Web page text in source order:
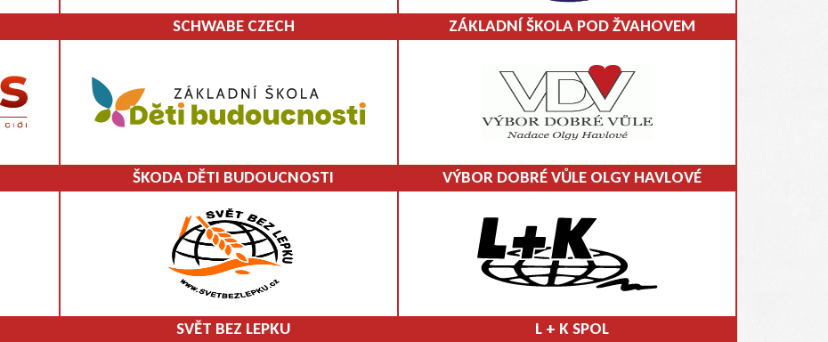
SCHWABE CZECH ZÁKLADNÍ ŠKOLA POD ŽVAHOVEM
ŠKODA DĚTI BUDOUCNOSTI VÝBOR DOBRÉ VŮLE OLGY HAVLOVÉ
SVĚT BEZ LEPKU L + K SPOL